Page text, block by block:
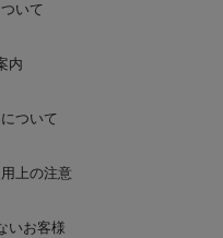
いて
内
ついて
上の注意
いお客様